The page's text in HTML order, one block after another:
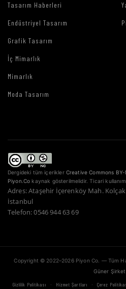
Tasarım Haberleri
Endüstriyel Tasarım
Grafik Tasarım
İç Mimarlık
Mimarlık
Moda Tasarım
Dergideki tüm içerikler Creative Commons
Piyon.Co kaynak gösterilmelidir. Ticari kullanım
Adres: Ataşehir İçerenköy Mah.
İstanbul
Telefon: 0546 944 63 69
Copyright © 2022–2026 Piyon Co. — Tüm
Güner
Gizlilik Politikası · Hizmet Şartları · Çerez